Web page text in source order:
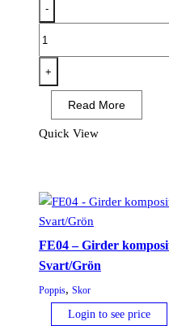
-
Skyddssko
i
kompositmaterial
av
S1PS
ESD
SR
FO
Svart/Blå
mängd
+
Read More
Quick View
FE04 – Girder
Svart/Grön
Poppis, Skor
Login to see price